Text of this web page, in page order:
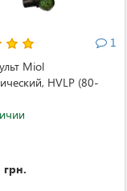
1
Miol
HVLP (80-
грн.